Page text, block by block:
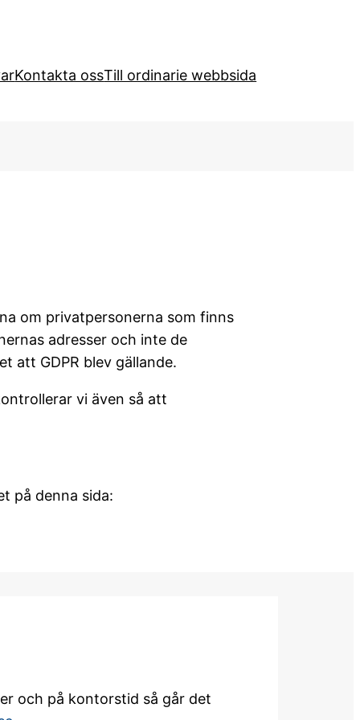
Kontakta ossTill ordinarie webbsida
om privatpersonerna som finns
adresser och inte de
att GDPR blev gällande.
vi även så att
på denna sida:
och på kontorstid så går det